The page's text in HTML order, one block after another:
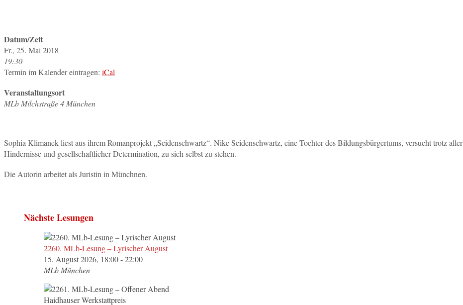
Datum/Zeit
Fr., 25. Mai 2018
19:30
Termin im Kalender eintragen: iCal
Veranstaltungsort
MLb Milchstraße 4 München
Sophia Klimanek liest aus ihrem Romanprojekt „Seidenschwartz“. Nike Seidenschwartz, eine Tochter des Bildungsbürgertums, versucht trotz aller
Hindernisse und gesellschaftlicher Determination, zu sich selbst zu stehen.
Die Autorin arbeitet als Juristin in Münchnen.
Nächste Lesungen
2260. MLb-Lesung – Lyrischer August
15. August 2026, 18:00 - 22:00
MLb München